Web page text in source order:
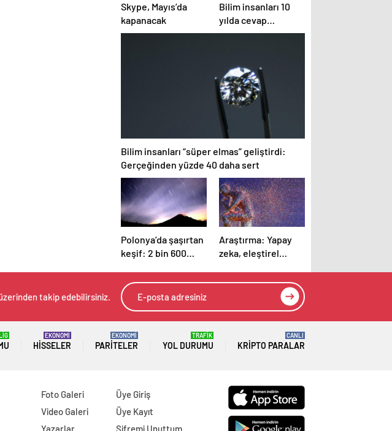
Skype, Mayıs’da
kapanacak
Bilim insanları 10
yılda cevap
bulmuştu! Yapay
Bilim insanları “süper elmas” geliştirdi:
Gerçeğinden yüzde 40 daha sert
Polonya’da şaşırtan
keşif: 2 bin 600
meteordan parçalar
bulundu
Araştırma: Yapay
zeka, eleştirel
azaltıyor
takip edebilirsiniz.
LİG
HISSELER
EKONOMİ
PARITELER
EKONOMİ
YOL DURUMU
TRAFİK
KRIPTO PARALAR
CANLI
Foto Galeri
Video Galeri
Yazarlar
Üye Giriş
Üye Kayıt
Şifremi Unuttum